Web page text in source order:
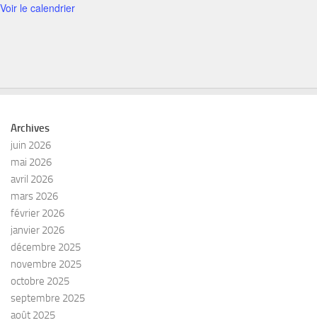
Voir le calendrier
Archives
juin 2026
mai 2026
avril 2026
mars 2026
février 2026
janvier 2026
décembre 2025
novembre 2025
octobre 2025
septembre 2025
août 2025